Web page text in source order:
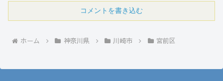
コメントを書き込む
ホーム 神奈川県 川崎市 宮前区